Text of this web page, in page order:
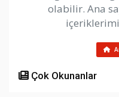
olabilir. Ana
Çok Okunanlar